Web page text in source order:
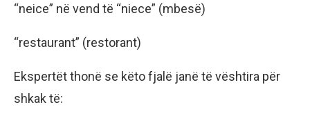
“neice” në vend të “niece” (mbesë)
“restaurant” (restorant)
Ekspertët thonë se këto fjalë janë të vështira për
shkak të: